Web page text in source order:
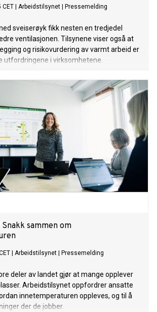
CET Arbeidstilsynet Pressemelding
sveiserøyk fikk nesten en tredjedel
ventilasjonen. Tilsynene viser også at
og risikovurdering av varmt arbeid er
utfordringene i virksomhetene.
sammen om
Arbeidstilsynet Pressemelding
deler av landet gjør at mange opplever
Arbeidstilsynet oppfordrer ansatte
innetemperaturen oppleves, og til å
der de jobber.